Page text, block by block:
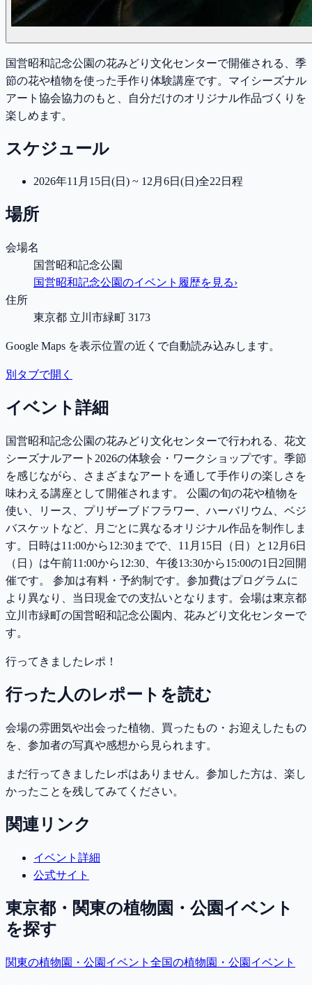
国営昭和記念公園の花みどり文化センターで開催される、季
節の花や植物を使った手作り体験講座です。マイシーズナル
アート協会協力のもと、自分だけのオリジナル作品づくりを
楽しめます。
スケジュール
2026年11月15日(日) ~ 12月6日(日)全22日程
場所
会場名
国営昭和記念公園
国営昭和記念公園のイベント履歴を見る›
住所
東京都 立川市緑町 3173
Google Maps を表示位置の近くで自動読み込みします。
別タブで開く
イベント詳細
国営昭和記念公園の花みどり文化センターで行われる、花文
シーズナルアート2026の体験会・ワークショップです。季節
を感じながら、さまざまなアートを通して手作りの楽しさを
味わえる講座として開催されます。 公園の旬の花や植物を
使い、リース、プリザーブドフラワー、ハーバリウム、ベジ
バスケットなど、月ごとに異なるオリジナル作品を制作しま
す。日時は11:00から12:30までで、11月15日（日）と12月6日
（日）は午前11:00から12:30、午後13:30から15:00の1日2回開
催です。 参加は有料・予約制です。参加費はプログラムに
より異なり、当日現金での支払いとなります。会場は東京都
立川市緑町の国営昭和記念公園内、花みどり文化センターで
す。
行ってきましたレポ！
行った人のレポートを読む
会場の雰囲気や出会った植物、買ったもの・お迎えしたもの
を、参加者の写真や感想から見られます。
まだ行ってきましたレポはありません。参加した方は、楽し
かったことを残してみてください。
関連リンク
イベント詳細
公式サイト
東京都・関東の植物園・公園イベント
を探す
関東の植物園・公園イベント 全国の植物園・公園イベント